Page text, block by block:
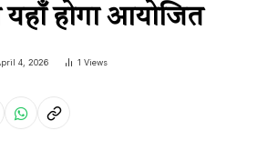
यहाँ होगा आयोजित
4, 2026 1 Views